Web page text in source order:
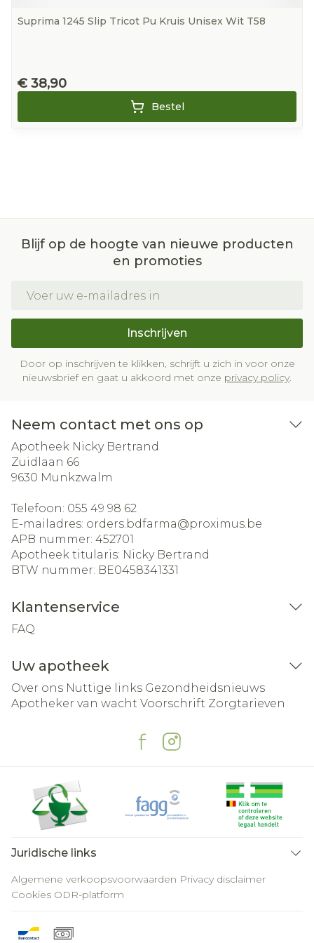
Suprima 1245 Slip Tricot Pu Kruis Unisex Wit T58
€ 38,90
Bestel
Blijf op de hoogte van nieuwe producten
en promoties
Inschrijven
Door op inschrijven te klikken, schrijft u zich in voor onze
nieuwsbrief en gaat u akkoord met onze privacy policy.
Neem contact met ons op
Apotheek Nicky Bertrand
Zuidlaan 66
9630 Munkzwalm
Telefoon: 055 49 98 62
E-mailadres: orders.bdfarma@proximus.be
APB nummer: 452701
Apotheek titularis: Nicky Bertrand
BTW nummer: BE0458341331
Klantenservice
FAQ
Uw apotheek
Over ons Nuttige links Gezondheidsnieuws
Apotheker van wacht Voorschrift Zorgtarieven
Juridische links
Algemene verkoopsvoorwaarden Privacy disclaimer
Cookies ODR-platform